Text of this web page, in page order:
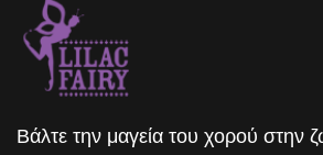
Βάλτε την μαγεία του χορού στην